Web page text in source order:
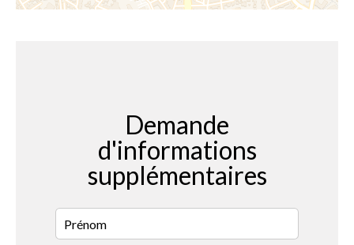
Demande
d'informations
supplémentaires